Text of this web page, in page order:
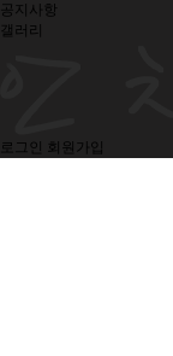
공지사항
갤러리
로그인 회원가입